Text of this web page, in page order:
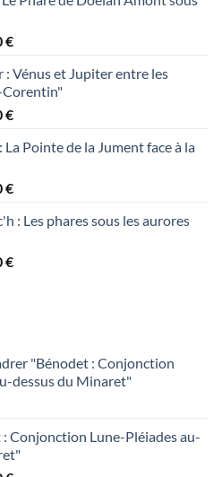
€Plage
prix :
38,00 €
à
Vénus et Jupiter entre les
Corentin"
€Plage
prix :
à
Pointe de la Jument face à la
€Plage
prix :
à
: Les phares sous les aurores
€Plage
"Bénodet : Conjonction
dessus du Minaret"
Conjonction Lune-Pléiades au-